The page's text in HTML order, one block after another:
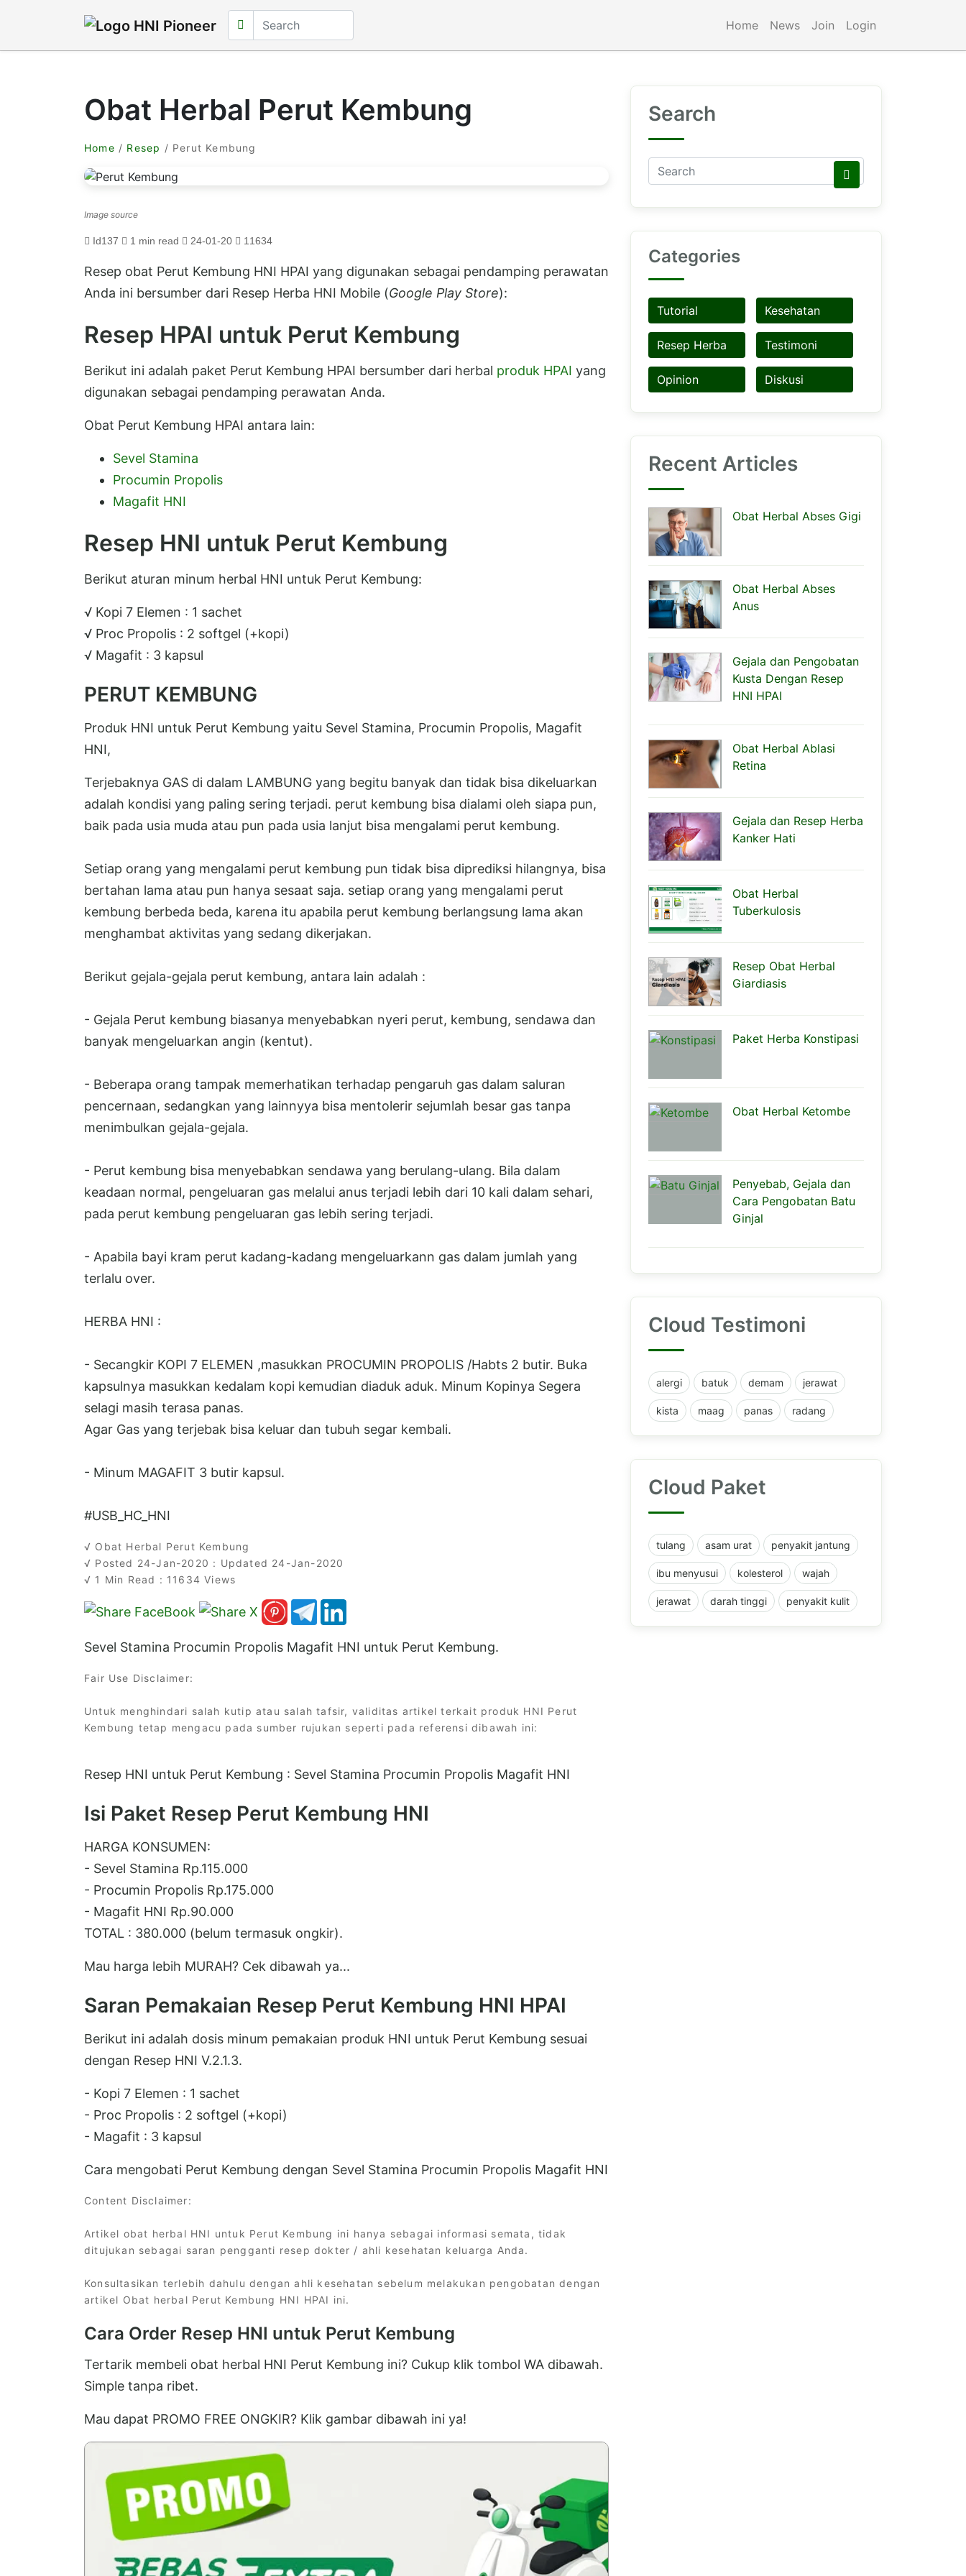
Home News Join Login
Obat Herbal Perut Kembung
Home / Resep / Perut Kembung
Image source
Id137 1 min read 24-01-20 11634
Resep obat Perut Kembung HNI HPAI yang digunakan sebagai pendamping perawatan
Anda ini bersumber dari Resep Herba HNI Mobile (Google Play Store):
Resep HPAI untuk Perut Kembung
Berikut ini adalah paket Perut Kembung HPAI bersumber dari herbal produk HPAI yang
digunakan sebagai pendamping perawatan Anda.
Obat Perut Kembung HPAI antara lain:
Sevel Stamina
Procumin Propolis
Magafit HNI
Resep HNI untuk Perut Kembung
Berikut aturan minum herbal HNI untuk Perut Kembung:
√ Kopi 7 Elemen : 1 sachet
√ Proc Propolis : 2 softgel (+kopi)
√ Magafit : 3 kapsul
PERUT KEMBUNG
Produk HNI untuk Perut Kembung yaitu Sevel Stamina, Procumin Propolis, Magafit
HNI,
Terjebaknya GAS di dalam LAMBUNG yang begitu banyak dan tidak bisa dikeluarkan
adalah kondisi yang paling sering terjadi. perut kembung bisa dialami oleh siapa pun,
baik pada usia muda atau pun pada usia lanjut bisa mengalami perut kembung.
Setiap orang yang mengalami perut kembung pun tidak bisa diprediksi hilangnya, bisa
bertahan lama atau pun hanya sesaat saja. setiap orang yang mengalami perut
kembung berbeda beda, karena itu apabila perut kembung berlangsung lama akan
menghambat aktivitas yang sedang dikerjakan.
Berikut gejala-gejala perut kembung, antara lain adalah :
- Gejala Perut kembung biasanya menyebabkan nyeri perut, kembung, sendawa dan
banyak mengeluarkan angin (kentut).
- Beberapa orang tampak memerhatikan terhadap pengaruh gas dalam saluran
pencernaan, sedangkan yang lainnyya bisa mentolerir sejumlah besar gas tanpa
menimbulkan gejala-gejala.
- Perut kembung bisa menyebabkan sendawa yang berulang-ulang. Bila dalam
keadaan normal, pengeluaran gas melalui anus terjadi lebih dari 10 kali dalam sehari,
pada perut kembung pengeluaran gas lebih sering terjadi.
- Apabila bayi kram perut kadang-kadang mengeluarkann gas dalam jumlah yang
terlalu over.
HERBA HNI :
- Secangkir KOPI 7 ELEMEN ,masukkan PROCUMIN PROPOLIS /Habts 2 butir. Buka
kapsulnya masukkan kedalam kopi kemudian diaduk aduk. Minum Kopinya Segera
selagi masih terasa panas.
Agar Gas yang terjebak bisa keluar dan tubuh segar kembali.
- Minum MAGAFIT 3 butir kapsul.
#USB_HC_HNI
√ Obat Herbal Perut Kembung
√ Posted 24-Jan-2020 : Updated 24-Jan-2020
√ 1 Min Read : 11634 Views
Sevel Stamina Procumin Propolis Magafit HNI untuk Perut Kembung.
Fair Use Disclaimer:
Untuk menghindari salah kutip atau salah tafsir, validitas artikel terkait produk HNI Perut
Kembung tetap mengacu pada sumber rujukan seperti pada referensi dibawah ini:
Resep HNI untuk Perut Kembung : Sevel Stamina Procumin Propolis Magafit HNI
Isi Paket Resep Perut Kembung HNI
HARGA KONSUMEN:
- Sevel Stamina Rp.115.000
- Procumin Propolis Rp.175.000
- Magafit HNI Rp.90.000
TOTAL : 380.000 (belum termasuk ongkir).
Mau harga lebih MURAH? Cek dibawah ya...
Saran Pemakaian Resep Perut Kembung HNI HPAI
Berikut ini adalah dosis minum pemakaian produk HNI untuk Perut Kembung sesuai
dengan Resep HNI V.2.1.3.
- Kopi 7 Elemen : 1 sachet
- Proc Propolis : 2 softgel (+kopi)
- Magafit : 3 kapsul
Cara mengobati Perut Kembung dengan Sevel Stamina Procumin Propolis Magafit HNI
Content Disclaimer:
Artikel obat herbal HNI untuk Perut Kembung ini hanya sebagai informasi semata, tidak
ditujukan sebagai saran pengganti resep dokter / ahli kesehatan keluarga Anda.
Konsultasikan terlebih dahulu dengan ahli kesehatan sebelum melakukan pengobatan dengan
artikel Obat herbal Perut Kembung HNI HPAI ini.
Cara Order Resep HNI untuk Perut Kembung
Tertarik membeli obat herbal HNI Perut Kembung ini? Cukup klik tombol WA dibawah.
Simple tanpa ribet.
Mau dapat PROMO FREE ONGKIR? Klik gambar dibawah ini ya!
Search
Categories
Tutorial Kesehatan
Resep Herba Testimoni
Opinion Diskusi
Recent Articles
Obat Herbal Abses Gigi
Obat Herbal Abses
Anus
Gejala dan Pengobatan
Kusta Dengan Resep
HNI HPAI
Obat Herbal Ablasi
Retina
Gejala dan Resep Herba
Kanker Hati
Obat Herbal
Tuberkulosis
Resep Obat Herbal
Giardiasis
Paket Herba Konstipasi
Obat Herbal Ketombe
Penyebab, Gejala dan
Cara Pengobatan Batu
Ginjal
Cloud Testimoni
alergi batuk demam jerawat
kista maag panas radang
Cloud Paket
tulang asam urat penyakit jantung
ibu menyusui kolesterol wajah
jerawat darah tinggi penyakit kulit